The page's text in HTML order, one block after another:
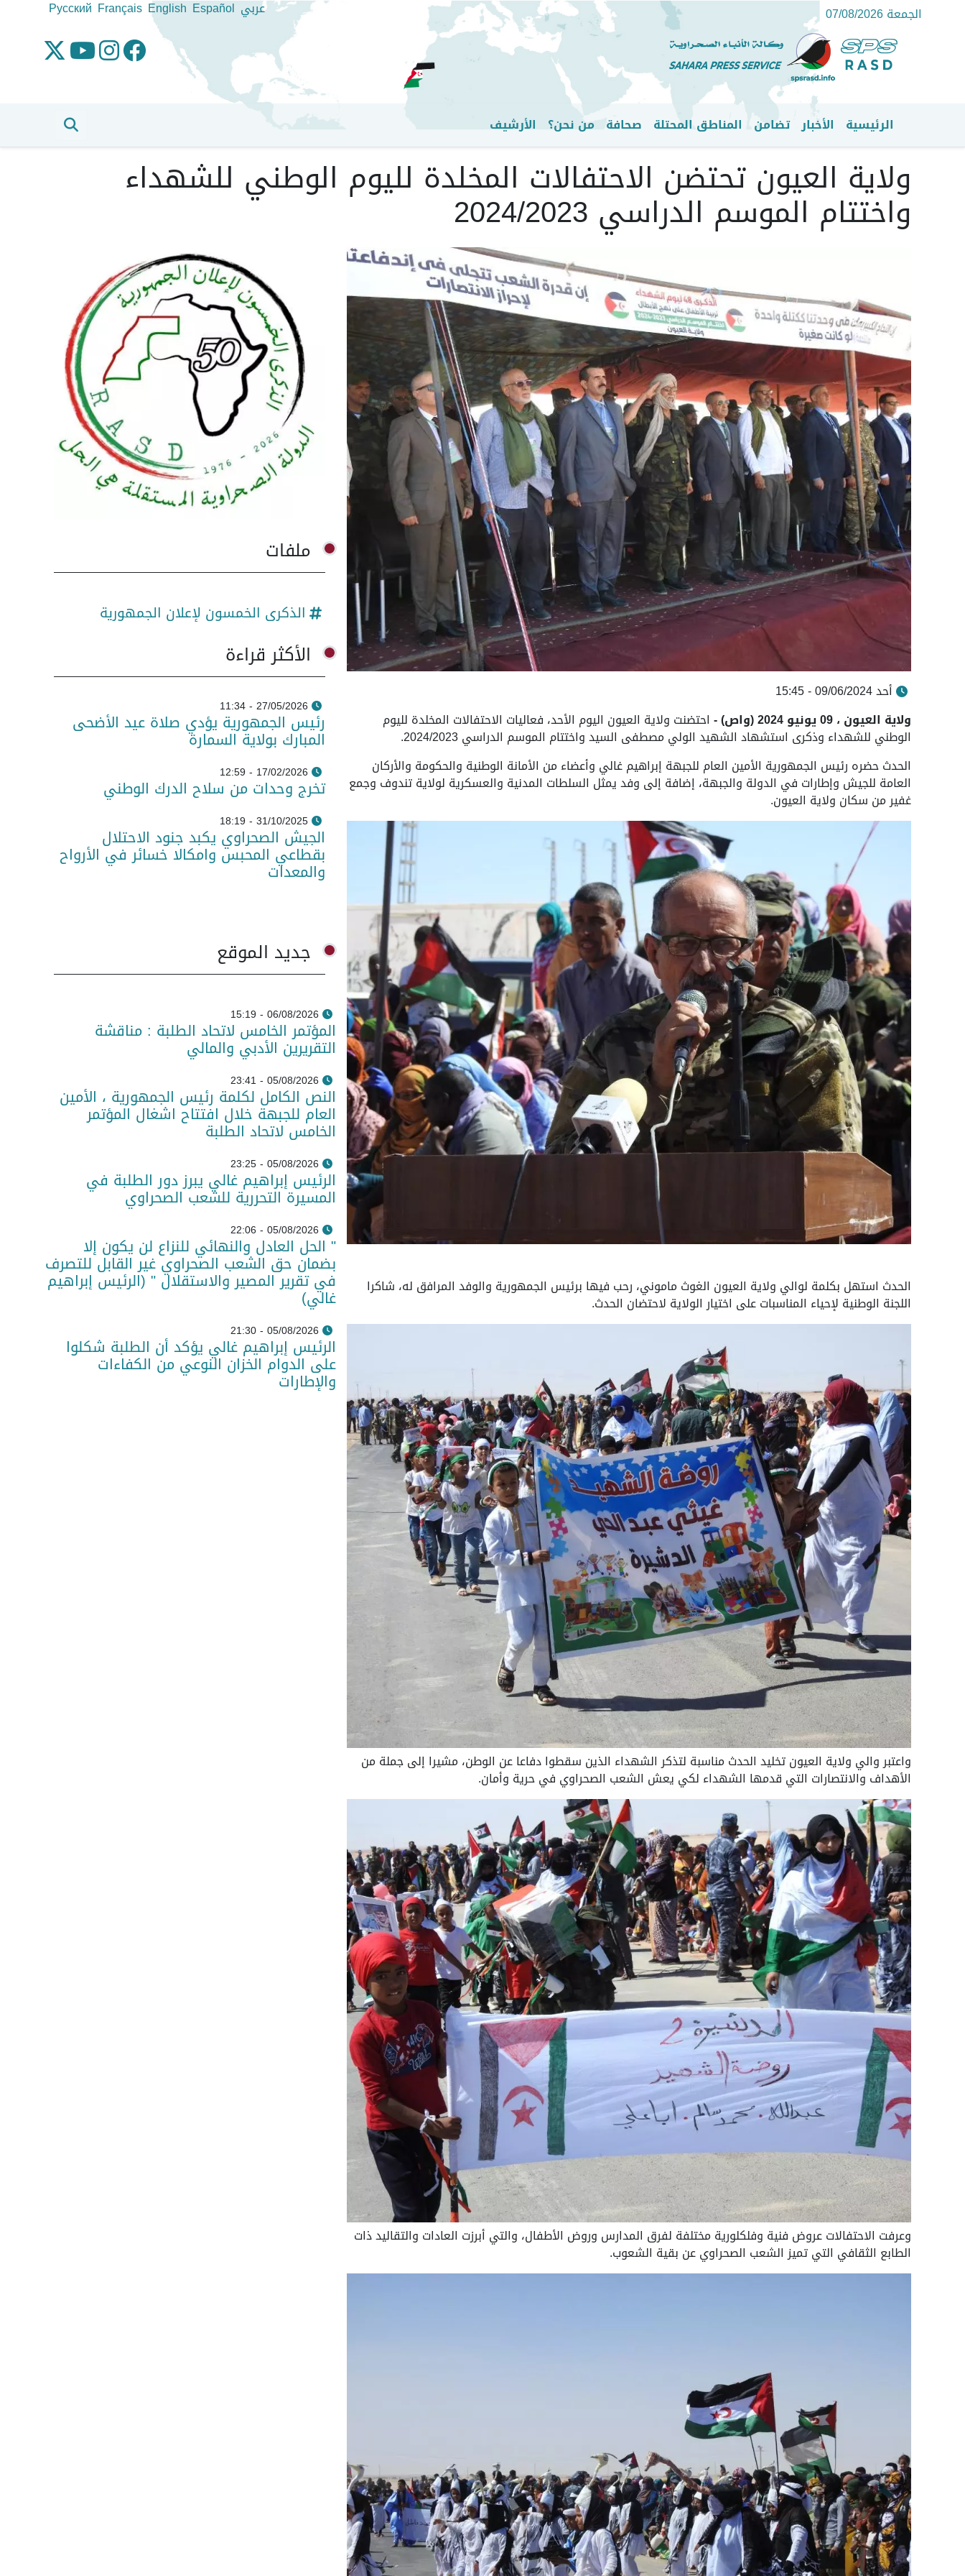
تجاوز
إلى
المحتوى
الرئيسي
الجمعة 07/08/2026 عربي Español
English
Français
Pусский
القائمة الرئيسية
الرئيسية الأخبار تضامن المناطق المحتلة صحافة من نحن؟ الأرشيف
ولاية العيون تحتضن الاحتفالات المخلدة لليوم الوطني للشهداء
واختتام الموسم الدراسي 2024/2023
أحد 09/06/2024 - 15:45
ولاية العيون ، 09 يونيو 2024 (واص) -
احتضنت ولاية العيون اليوم الأحد، فعاليات الاحتفالات المخلدة لليوم
الوطني للشهداء وذكرى استشهاد الشهيد الولي مصطفى السيد واختتام الموسم الدراسي 2024/2023.
الحدث حضره رئيس الجمهورية الأمين العام للجبهة إبراهيم غالي وأعضاء من الأمانة الوطنية والحكومة والأركان
العامة للجيش وإطارات في الدولة والجبهة، إضافة إلى وفد يمثل السلطات المدنية والعسكرية لولاية تندوف وجمع
غفير من سكان ولاية العيون.
الحدث استهل بكلمة لوالي ولاية العيون الغوث ماموني، رحب فيها برئيس الجمهورية والوفد المرافق له، شاكرا
اللجنة الوطنية لإحياء المناسبات على اختيار الولاية لاحتضان الحدث.
واعتبر والي ولاية العيون تخليد الحدث مناسبة لتذكر الشهداء الذين سقطوا دفاعا عن الوطن، مشيرا إلى جملة من
الأهداف والانتصارات التي قدمها الشهداء لكي يعش الشعب الصحراوي في حرية وأمان.
وعرفت الاحتفالات عروض فنية وفلكلورية مختلفة لفرق المدارس وروض الأطفال، والتي أبرزت العادات والتقاليد ذات
الطابع الثقافي التي تميز الشعب الصحراوي عن بقية الشعوب.
ملفات
الذكرى الخمسون لإعلان الجمهورية
الأكثر قراءة
27/05/2026 - 11:34
رئيس الجمهورية يؤدي صلاة عيد الأضحى
المبارك بولاية السمارة
17/02/2026 - 12:59
تخرج وحدات من سلاح الدرك الوطني
31/10/2025 - 18:19
الجيش الصحراوي يكبد جنود الاحتلال
بقطاعي المحبس وامكالا خسائر في الأرواح
والمعدات
جديد الموقع
06/08/2026 - 15:19
المؤتمر الخامس لاتحاد الطلبة : مناقشة
التقريرين الأدبي والمالي
05/08/2026 - 23:41
النص الكامل لكلمة رئيس الجمهورية ، الأمين
العام للجبهة خلال افتتاح اشغال المؤتمر
الخامس لاتحاد الطلبة
05/08/2026 - 23:25
الرئيس إبراهيم غالي يبرز دور الطلبة في
المسيرة التحررية للشعب الصحراوي
05/08/2026 - 22:06
" الحل العادل والنهائي للنزاع لن يكون إلا
بضمان حق الشعب الصحراوي غير القابل للتصرف
في تقرير المصير والاستقلال " (الرئيس إبراهيم
غالي)
05/08/2026 - 21:30
الرئيس إبراهيم غالي يؤكد أن الطلبة شكلوا
على الدوام الخزان النوعي من الكفاءات
والإطارات